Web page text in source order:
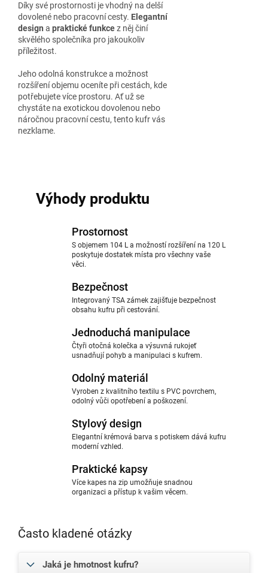
Díky své prostornosti je vhodný na delší
dovolené nebo pracovní cesty. Elegantní
design a praktické funkcez něj činí
skvělého společníka pro jakoukoliv
příležitost.
Jeho odolná konstrukce a možnost
rozšíření objemu oceníte při cestách, kde
potřebujete více prostoru. Ať už se
chystáte na exotickou dovolenou nebo
náročnou pracovní cestu, tento kufr vás
nezklame.
Výhody produktu
Prostornost
S objemem 104 L a možností rozšíření na 120 L
poskytuje dostatek místa pro všechny vaše
věci.
Bezpečnost
Integrovaný TSA zámek zajišťuje bezpečnost
obsahu kufru při cestování.
Jednoduchá manipulace
Čtyři otočná kolečka a výsuvná rukojeť
usnadňují pohyb a manipulaci s kufrem.
Odolný materiál
Vyroben z kvalitního textilu s PVC povrchem,
odolný vůči opotřebení a poškození.
Stylový design
Elegantní krémová barva s potiskem dává kufru
moderní vzhled.
Praktické kapsy
Více kapes na zip umožňuje snadnou
organizaci a přístup k vašim věcem.
Často kladené otázky
Jaká je hmotnost kufru?